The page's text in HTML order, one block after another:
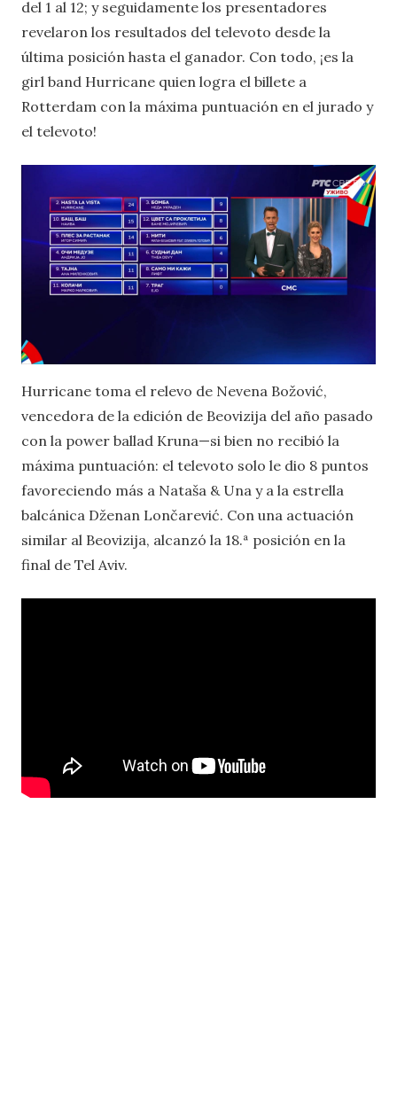
del 1 al 12; y seguidamente los presentadores
revelaron los resultados del televoto desde la
última posición hasta el ganador. Con todo, ¡es la
girl band Hurricane quien logra el billete a
Rotterdam con la máxima puntuación en el jurado y
el televoto!
Hurricane toma el relevo de Nevena Božović,
vencedora de la edición de Beovizija del año pasado
con la power ballad Kruna—si bien no recibió la
máxima puntuación: el televoto solo le dio 8 puntos
favoreciendo más a Nataša & Una y a la estrella
balcánica Dženan Lončarević. Con una actuación
similar al Beovizija, alcanzó la 18.ª posición en la
final de Tel Aviv.